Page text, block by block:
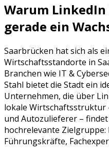
Warum LinkedIn
gerade ein
Saarbrücken hat sich als
Wirtschaftsstandorte in
Branchen wie IT &
Stahl bietet die Stadt ein
Unternehmen, die über
lokale Wirtschaftsstruktur
und Autozulieferer –
hochrelevante Zielgruppe:
Führungskräfte,